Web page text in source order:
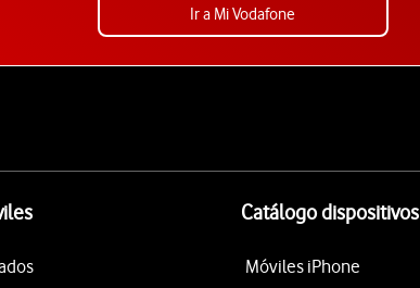
Ir a Mi Vodafone
Catálogo dispositivos
Móviles iPhone